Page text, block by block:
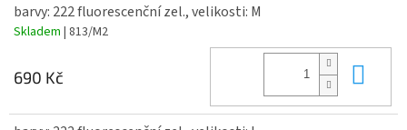
barvy: 222 fluorescenční zel., velikosti: M
Skladem | 813/M2
690 Kč